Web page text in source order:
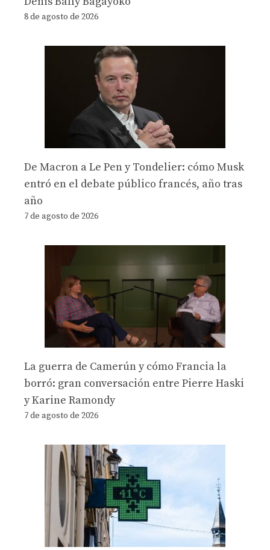
8 de agosto de 2026
De Macron a Le Pen y Tondelier: cómo Musk
entró en el debate público francés, año tras
año
7 de agosto de 2026
La guerra de Camerún y cómo Francia la
borró: gran conversación entre Pierre Haski
y Karine Ramondy
7 de agosto de 2026